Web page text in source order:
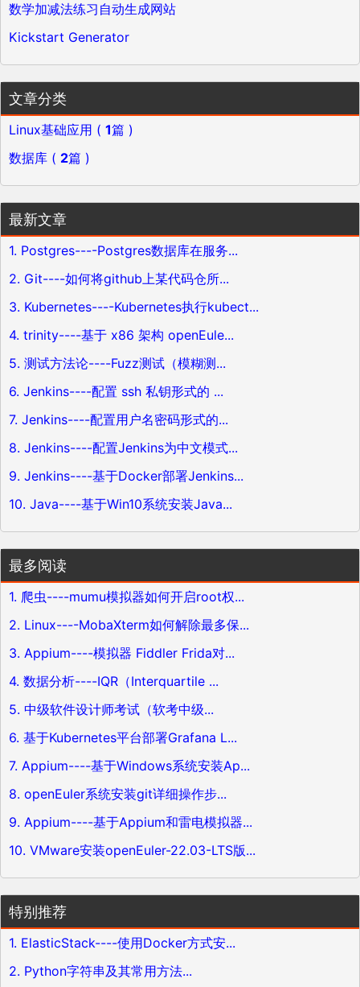
数学加减法练习自动生成网站
Kickstart Generator
文章分类
Linux基础应用 ( 1篇 )
数据库 ( 2篇 )
最新文章
1. Postgres----Postgres数据库在服务...
2. Git----如何将github上某代码仓所...
3. Kubernetes----Kubernetes执行kubect...
4. trinity----基于 x86 架构 openEule...
5. 测试方法论----Fuzz测试（模糊测...
6. Jenkins----配置 ssh 私钥形式的 ...
7. Jenkins----配置用户名密码形式的...
8. Jenkins----配置Jenkins为中文模式...
9. Jenkins----基于Docker部署Jenkins...
10. Java----基于Win10系统安装Java...
最多阅读
1. 爬虫----mumu模拟器如何开启root权...
2. Linux----MobaXterm如何解除最多保...
3. Appium----模拟器 Fiddler Frida对...
4. 数据分析----IQR（Interquartile ...
5. 中级软件设计师考试（软考中级...
6. 基于Kubernetes平台部署Grafana L...
7. Appium----基于Windows系统安装Ap...
8. openEuler系统安装git详细操作步...
9. Appium----基于Appium和雷电模拟器...
10. VMware安装openEuler-22.03-LTS版...
特别推荐
1. ElasticStack----使用Docker方式安...
2. Python字符串及其常用方法...